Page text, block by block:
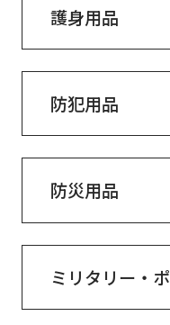
護身用品
防犯用品
防災用品
ミリタリー・